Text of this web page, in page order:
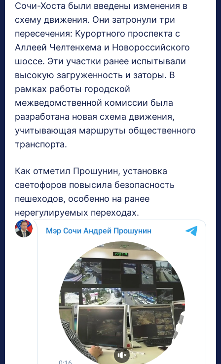
Сочи-Хоста были введены изменения в
схему движения. Они затронули три
пересечения: Курортного проспекта с
Аллеей Челтенхема и Новороссийского
шоссе. Эти участки ранее испытывали
высокую загруженность и заторы. В
рамках работы городской
межведомственной комиссии была
разработана новая схема движения,
учитывающая маршруты общественного
транспорта.
Как отметил Прошунин, установка
светофоров повысила безопасность
пешеходов, особенно на ранее
нерегулируемых переходах.